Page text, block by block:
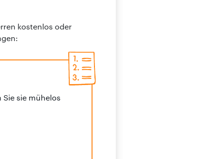
kostenlos oder
sie mühelos